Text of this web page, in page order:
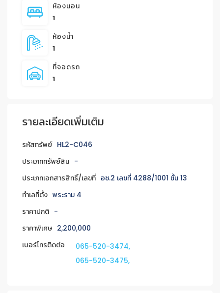
ห้องนอน
1
ห้องน้ำ
1
ที่จอดรถ
1
รายละเอียดเพิ่มเติม
รหัสทรัพย์ HL2-C046
ประเภททรัพย์สิน -
ประเภทเอกสารสิทธิ์/เลขที่ อช.2 เลขที่ 4288/1001 ชั้น 13
ทำเลที่ตั้ง พระราม 4
ราคาปกติ -
ราคาพิเศษ 2,200,000
เบอร์โทรติดต่อ
065-520-3474,
065-520-3475,